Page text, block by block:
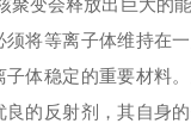
变会释放出巨大的
将等离子体维持在
子体稳定的重要材料
的反射剂，其自身